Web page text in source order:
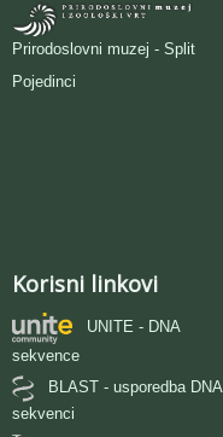
Prirodoslovni muzej - Split
Pojedinci
Korisni linkovi
UNITE - DNA
sekvence
BLAST - usporedba DNA
sekvenci